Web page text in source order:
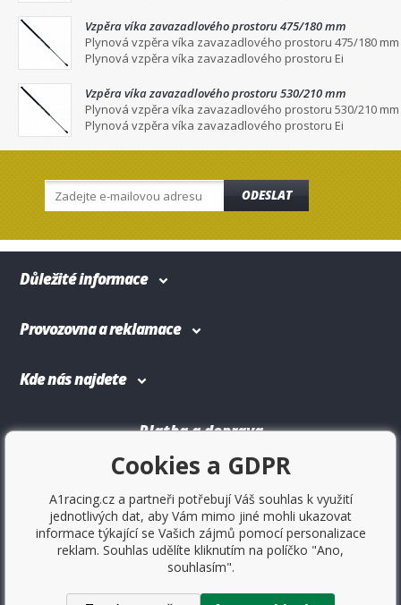
Vzpěra víka zavazadlového prostoru 475/180 mm
Plynová vzpěra víka zavazadlového prostoru 475/180 mm
Plynová vzpěra víka zavazadlového prostoru Ei
Vzpěra víka zavazadlového prostoru 530/210 mm
Plynová vzpěra víka zavazadlového prostoru 530/210 mm
Plynová vzpěra víka zavazadlového prostoru Ei
ODESLAT
Důležité informace
Provozovna a reklamace
Kde nás najdete
Platba a doprava
Cookies a GDPR
A1racing.cz a partneři potřebují Váš souhlas k využití
jednotlivých dat, aby Vám mimo jiné mohli ukazovat
informace týkající se Vašich zájmů pomocí personalizace
reklam. Souhlas udělíte kliknutím na políčko "Ano,
souhlasím".